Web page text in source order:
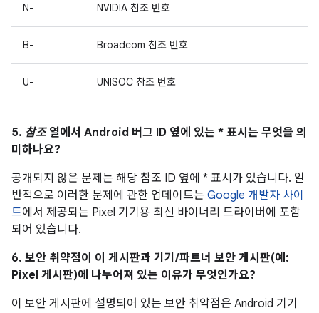
N- NVIDIA 참조 번호
B- Broadcom 참조 번호
U- UNISOC 참조 번호
5. 참조열에서 Android 버그 ID 옆에 있는 * 표시는 무엇을 의
미하나요?
공개되지 않은 문제는 해당 참조 ID 옆에 * 표시가 있습니다. 일
반적으로 이러한 문제에 관한 업데이트는 Google 개발자 사이
트에서 제공되는 Pixel 기기용 최신 바이너리 드라이버에 포함
되어 있습니다.
6. 보안 취약점이 이 게시판과 기기/파트너 보안 게시판(예:
Pixel 게시판)에 나누어져 있는 이유가 무엇인가요?
이 보안 게시판에 설명되어 있는 보안 취약점은 Android 기기